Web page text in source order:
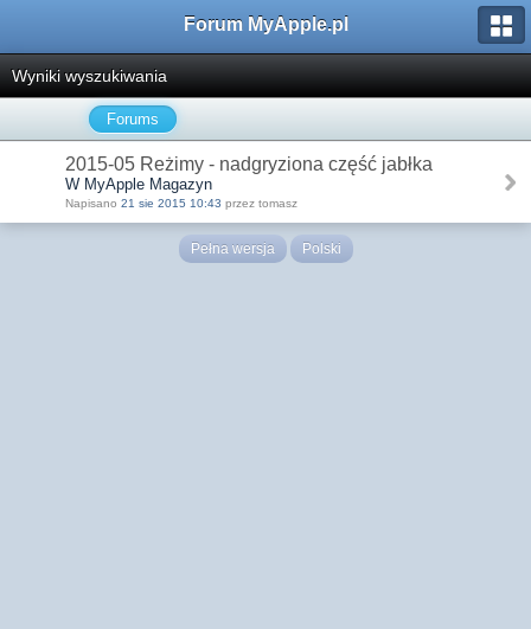
Forum MyApple.pl
Wyniki wyszukiwania
Forums
2015-05 Reżimy - nadgryziona część jabłka
W MyApple Magazyn
Napisano 21 sie 2015 10:43 przez tomasz
Pełna wersja Polski